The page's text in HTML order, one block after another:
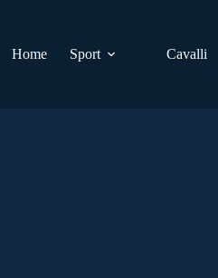
Home
Sport Cavalli